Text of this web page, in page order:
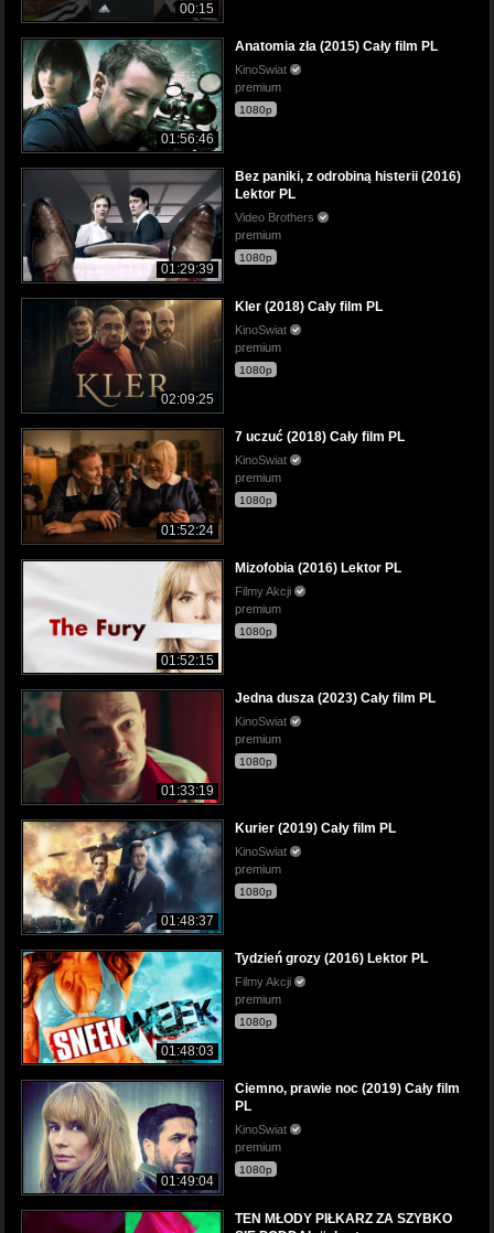
00:15
01:56:46
Anatomia zła (2015) Cały film PL
KinoSwiat
premium
1080p
01:29:39
Bez paniki, z odrobiną histerii (2016)
Lektor PL
Video Brothers
premium
1080p
02:09:25
Kler (2018) Cały film PL
KinoSwiat
premium
1080p
01:52:24
7 uczuć (2018) Cały film PL
KinoSwiat
premium
1080p
01:52:15
Mizofobia (2016) Lektor PL
Filmy Akcji
premium
1080p
01:33:19
Jedna dusza (2023) Cały film PL
KinoSwiat
premium
1080p
01:48:37
Kurier (2019) Cały film PL
KinoSwiat
premium
1080p
01:48:03
Tydzień grozy (2016) Lektor PL
Filmy Akcji
premium
1080p
01:49:04
Ciemno, prawie noc (2019) Cały film
PL
KinoSwiat
premium
1080p
TEN MŁODY PIŁKARZ ZA SZYBKO